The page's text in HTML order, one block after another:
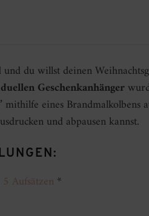
du willst deinen
Geschenkanhänger
mithilfe eines
und abpausen kannst.
Aufsätzen *